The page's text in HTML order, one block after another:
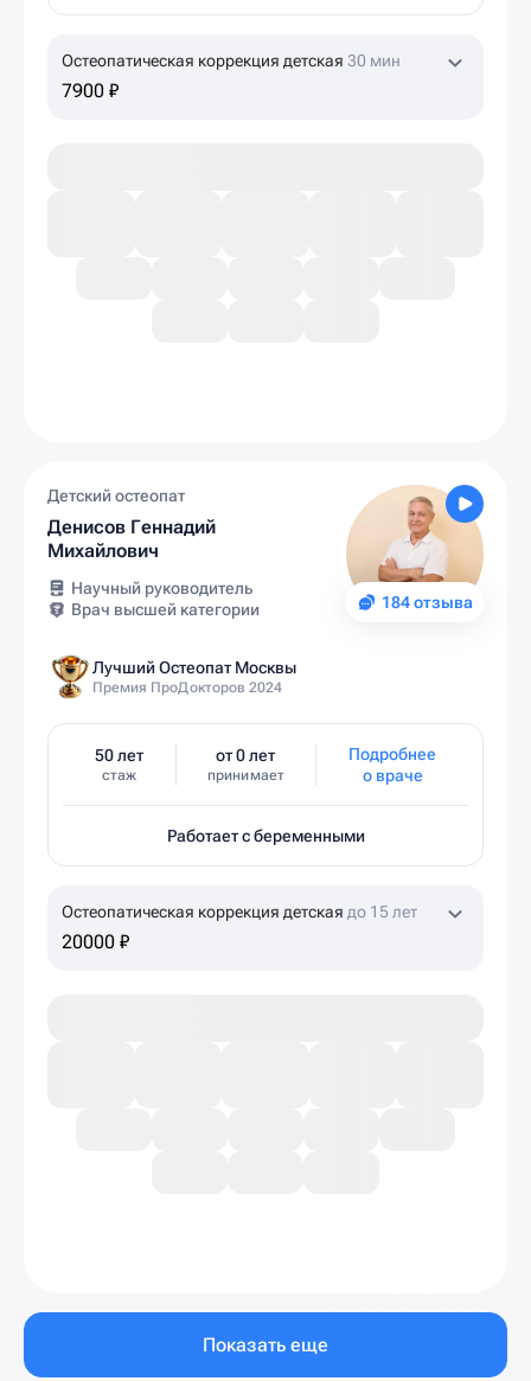
Остеопатическая коррекция детская 30 мин
7900 ₽
184 отзыва
Детский остеопат
Денисов Геннадий
Михайлович
Научный руководитель
Врач высшей категории
Лучший Остеопат Москвы
Премия ПроДокторов 2024
50 лет
стаж
от 0 лет
принимает
Подробнее
о враче
Работает с беременными
Остеопатическая коррекция детская до 15 лет
20000 ₽
Показать еще